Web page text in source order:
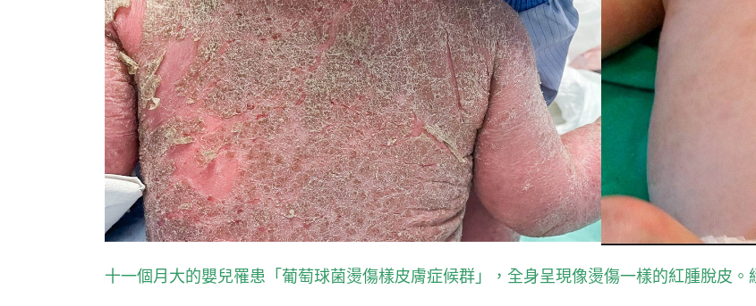
十一個月大的嬰兒罹患「葡萄球菌燙傷樣皮膚症候群」，全身呈現像燙傷一樣的紅腫脫皮